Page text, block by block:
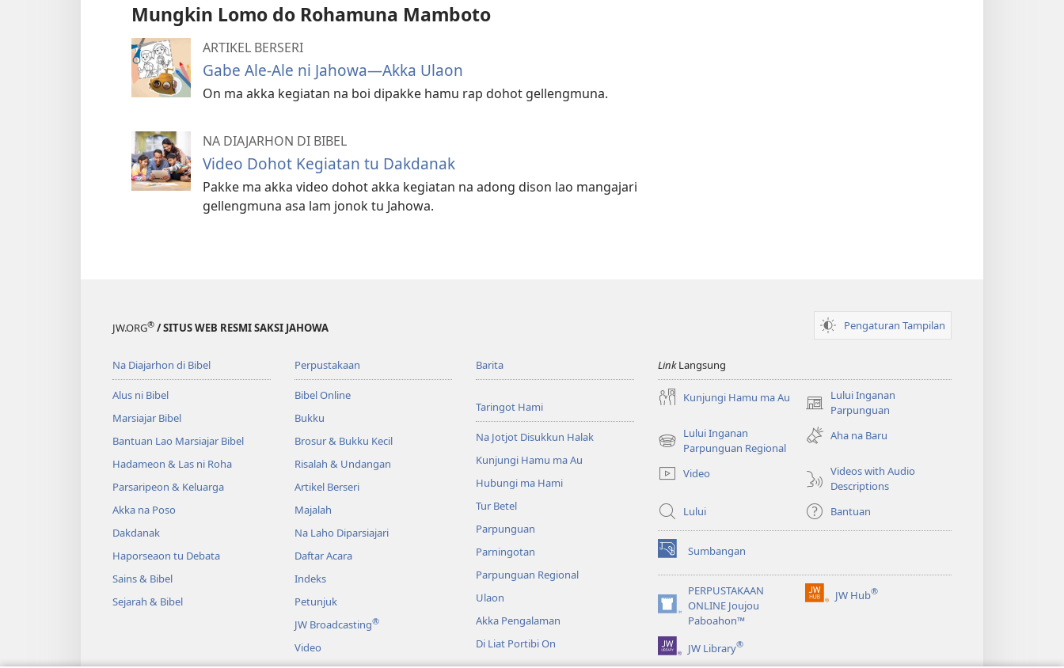
Mungkin Lomo do Rohamuna Mamboto
ARTIKEL BERSERI
Gabe Ale-Ale ni Jahowa​—Akka Ulaon
On ma akka kegiatan na boi dipakke hamu rap dohot gellengmuna.
NA DIAJARHON DI BIBEL
Video Dohot Kegiatan tu Dakdanak
Pakke ma akka video dohot akka kegiatan na adong dison lao mangajari
gellengmuna asa lam jonok tu Jahowa.
JW.ORG® / SITUS WEB RESMI SAKSI JAHOWA Pengaturan Tampilan
Na Diajarhon di Bibel
Alus ni Bibel
Marsiajar Bibel
Bantuan Lao Marsiajar Bibel
Hadameon & Las ni Roha
Parsaripeon & Keluarga
Akka na Poso
Dakdanak
Haporseaon tu Debata
Sains & Bibel
Sejarah & Bibel
Perpustakaan
Bibel Online
Bukku
Brosur & Bukku Kecil
Risalah & Undangan
Artikel Berseri
Majalah
Na Laho Diparsiajari
Daftar Acara
Indeks
Petunjuk
JW Broadcasting®
Video
Barita
Taringot Hami
Na Jotjot Disukkun Halak
Kunjungi Hamu ma Au
Hubungi ma Hami
Tur Betel
Parpunguan
Parningotan
Parpunguan Regional
Ulaon
Akka Pengalaman
Di Liat Portibi On
LinkLangsung
Kunjungi Hamu ma Au
Lului Inganan
Parpunguan
(opens
new
window)
Lului Inganan
Parpunguan Regional
(opens
window)
Aha na Baru
Video
Videos with Audio
Descriptions
Lului
Bantuan
Sumbangan
(opens
new
window)PERPUSTAKAAN
ONLINE Joujou
Paboahon™
(opens
window)
JW Hub®
(opens
JW Library®